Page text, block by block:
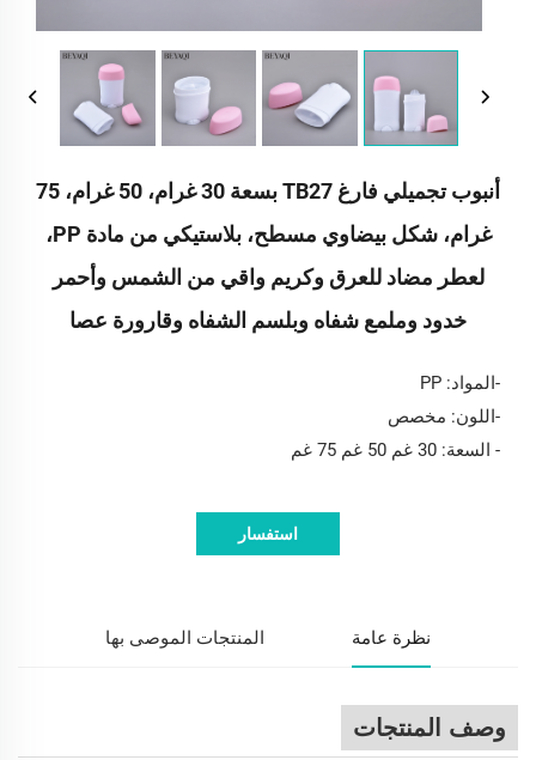
أنبوب تجميلي فارغ TB27 بسعة 30 غرام، 50 غرام، 75
غرام، شكل بيضاوي مسطح، بلاستيكي من مادة PP،
لعطر مضاد للعرق وكريم واقي من الشمس وأحمر
خدود وملمع شفاه وبلسم الشفاه وقارورة عصا
-المواد: PP
-اللون: مخصص
- السعة: 30 غم 50 غم 75 غم
استفسار
نظرة عامة المنتجات الموصى بها
وصف المنتجات